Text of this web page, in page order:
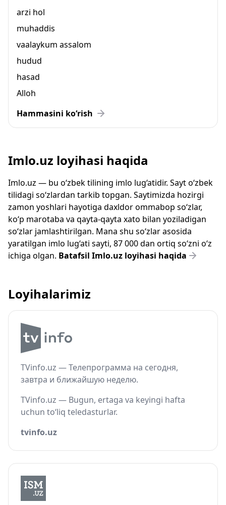
arzi hol
muhaddis
vaalaykum assalom
hudud
hasad
Alloh
Hammasini ko‘rish
Imlo.uz loyihasi haqida
Imlo.uz — bu o‘zbek tilining imlo lug‘atidir. Sayt o‘zbek
tilidagi so‘zlardan tarkib topgan. Saytimizda hozirgi
zamon yoshlari hayotiga daxldor ommabop so‘zlar,
ko‘p marotaba va qayta-qayta xato bilan yoziladigan
so‘zlar jamlashtirilgan. Mana shu so‘zlar asosida
yaratilgan imlo lug‘ati sayti, 87 000 dan ortiq so‘zni o‘z
ichiga olgan. Batafsil Imlo.uz loyihasi haqida
Loyihalarimiz
TVinfo.uz — Телепрограмма на сегодня,
завтра и ближайшую неделю.
TVinfo.uz — Bugun, ertaga va keyingi hafta
uchun to‘liq teledasturlar.
tvinfo.uz